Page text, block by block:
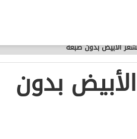
الأبيض بدون صبغة
بدون